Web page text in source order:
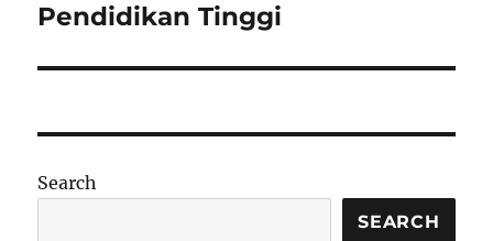
Pendidikan Tinggi
Search
SEARCH